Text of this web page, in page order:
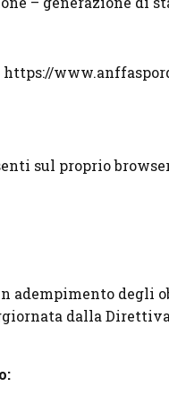
sul proprio
degli
dalla